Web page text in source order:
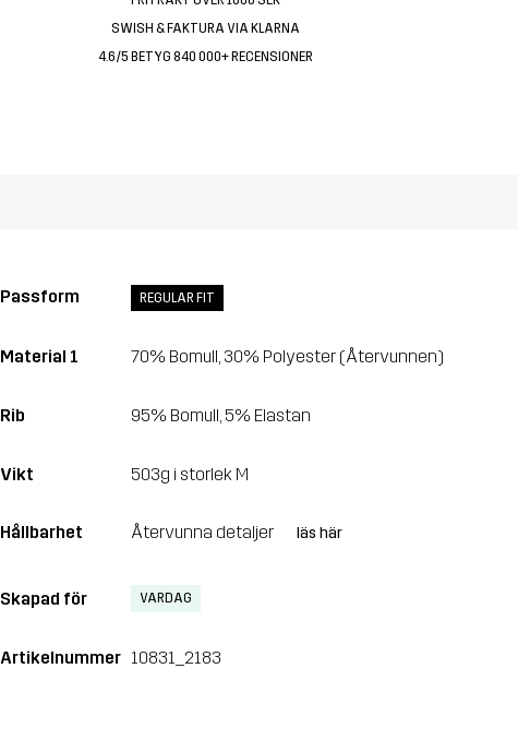
SWISH & FAKTURA VIA KLARNA
4.6/5 BETYG 840 000+ RECENSIONER
Passform REGULAR FIT
Material 1 70% Bomull, 30% Polyester (Återvunnen)
Rib 95% Bomull, 5% Elastan
Vikt 503g i storlek M
Hållbarhet Återvunna detaljer läs här
Skapad för VARDAG
Artikelnummer 10831_2183